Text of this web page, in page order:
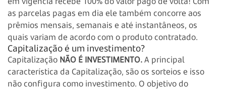
as parcelas pagas em dia ele também concorre aos
prêmios mensais, semanais e até instantâneos, os
quais variam de acordo com o produto contratado.
Capitalização é um investimento?
Capitalização NÃO É INVESTIMENTO.A principal
característica da Capitalização, são os sorteios e isso
não configura como investimento. O objetivo do